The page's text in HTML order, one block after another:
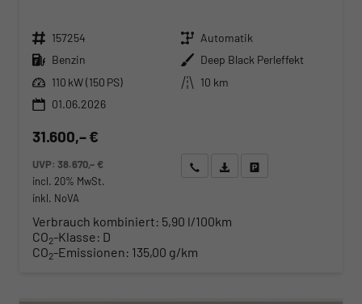
Fahrzeugnr. 157254 Getriebe Automatik
Kraftstoff Benzin Außenfarbe Deep Black Perleffekt
Leistung 110 kW (150 PS) Kilometerstand
10 km
01.06.2026
31.600,– €
UVP:38.670,– €
incl. 20% MwSt.
inkl. NoVA
Wir rufen Sie anAngebot drucken (PDF)
Verbrauch kombiniert: 5,90 l/100km
CO2-Klasse: D
CO2-Emissionen: 135,00 g/km